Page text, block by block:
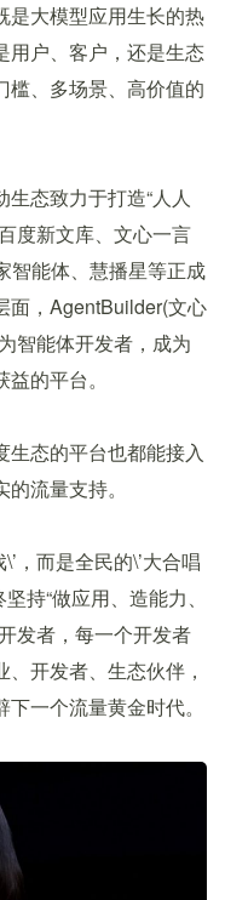
是大模型应用生长的热
用户、客户，还是生态
槛、多场景、高价值的
态致力于打造“人人
度新文库、文心一言
智能体、慧播星等正成
面，AgentBuilder(文心
智能体开发者，成为
的平台。
生态的平台也都能接入
流量支持。
，而是全民的\’大合唱
持“做应用、造能力、
发者，每一个开发者
开发者、生态伙伴，
一个流量黄金时代。